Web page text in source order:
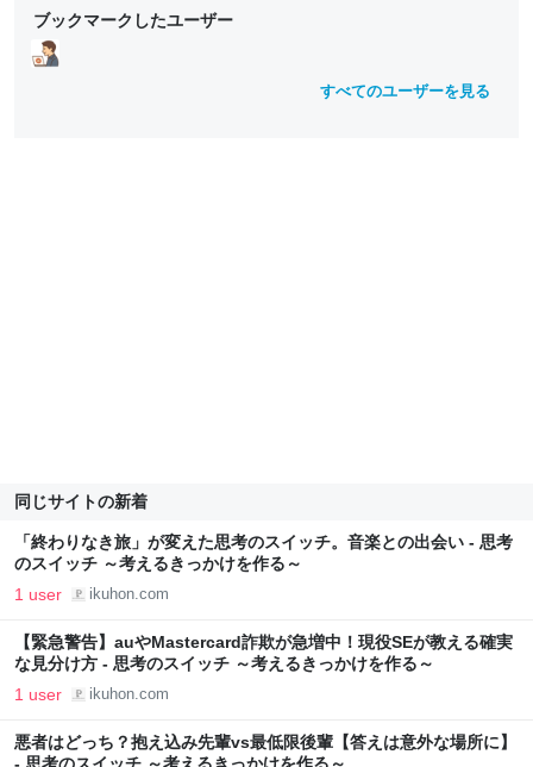
ll
o
w
ll
o
w
ll ll ll ll ll
ブックマークしたユーザー
すべてのユーザーを見る
同じサイトの新着
「終わりなき旅」が変えた思考のスイッチ。音楽との出会い - 思考
のスイッチ ～考えるきっかけを作る～
1 user ikuhon.com
【緊急警告】auやMastercard詐欺が急増中！現役SEが教える確実
な見分け方 - 思考のスイッチ ～考えるきっかけを作る～
1 user ikuhon.com
悪者はどっち？抱え込み先輩vs最低限後輩【答えは意外な場所に】